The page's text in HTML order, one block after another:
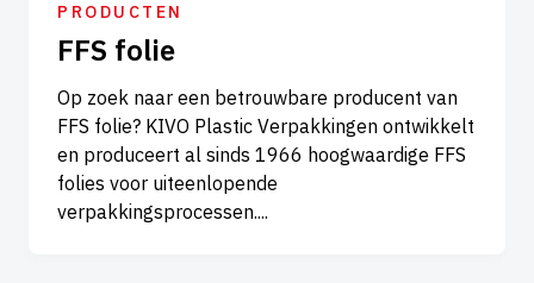
PRODUCTEN
FFS folie
Op zoek naar een betrouwbare producent van
FFS folie? KIVO Plastic Verpakkingen ontwikkelt
en produceert al sinds 1966 hoogwaardige FFS
folies voor uiteenlopende
verpakkingsprocessen....